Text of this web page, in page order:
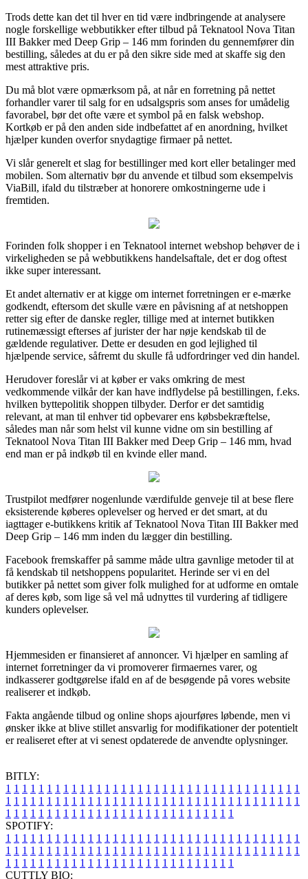
Trods dette kan det til hver en tid være indbringende at analysere
nogle forskellige webbutikker efter tilbud på Teknatool Nova Titan
III Bakker med Deep Grip – 146 mm forinden du gennemfører din
bestilling, således at du er på den sikre side med at skaffe sig den
mest attraktive pris.
Du må blot være opmærksom på, at når en forretning på nettet
forhandler varer til salg for en udsalgspris som anses for umådelig
favorabel, bør det ofte være et symbol på en falsk webshop.
Kortkøb er på den anden side indbefattet af en anordning, hvilket
hjælper kunden overfor snydagtige firmaer på nettet.
Vi slår generelt et slag for bestillinger med kort eller betalinger med
mobilen. Som alternativ bør du anvende et tilbud som eksempelvis
ViaBill, ifald du tilstræber at honorere omkostningerne ude i
fremtiden.
Forinden folk shopper i en Teknatool internet webshop behøver de i
virkeligheden se på webbutikkens handelsaftale, det er dog oftest
ikke super interessant.
Et andet alternativ er at kigge om internet forretningen er e-mærke
godkendt, eftersom det skulle være en påvisning af at netshoppen
retter sig efter de danske regler, tillige med at internet butikken
rutinemæssigt efterses af jurister der har nøje kendskab til de
gældende regulativer. Dette er desuden en god lejlighed til
hjælpende service, såfremt du skulle få udfordringer ved din handel.
Herudover foreslår vi at køber er vaks omkring de mest
vedkommende vilkår der kan have indflydelse på bestillingen, f.eks.
hvilken byttepolitik shoppen tilbyder. Derfor er det samtidig
relevant, at man til enhver tid opbevarer ens købsbekræftelse,
således man når som helst vil kunne vidne om sin bestilling af
Teknatool Nova Titan III Bakker med Deep Grip – 146 mm, hvad
end man er på indkøb til en kvinde eller mand.
Trustpilot medfører nogenlunde værdifulde genveje til at bese flere
eksisterende køberes oplevelser og herved er det smart, at du
iagttager e-butikkens kritik af Teknatool Nova Titan III Bakker med
Deep Grip – 146 mm inden du lægger din bestilling.
Facebook fremskaffer på samme måde ultra gavnlige metoder til at
få kendskab til netshoppens popularitet. Herinde ser vi en del
butikker på nettet som giver folk mulighed for at udforme en omtale
af deres køb, som lige så vel må udnyttes til vurdering af tidligere
kunders oplevelser.
Hjemmesiden er finansieret af annoncer. Vi hjælper en samling af
internet forretninger da vi promoverer firmaernes varer, og
indkasserer godtgørelse ifald en af de besøgende på vores website
realiserer et indkøb.
Fakta angående tilbud og online shops ajourføres løbende, men vi
ønsker ikke at blive stillet ansvarlig for modifikationer der potentielt
er realiseret efter at vi senest opdaterede de anvendte oplysninger.
BITLY:
1 1 1 1 1 1 1 1 1 1 1 1 1 1 1 1 1 1 1 1 1 1 1 1 1 1 1 1 1 1 1 1 1 1 1 1
1 1 1 1 1 1 1 1 1 1 1 1 1 1 1 1 1 1 1 1 1 1 1 1 1 1 1 1 1 1 1 1 1 1 1 1
1 1 1 1 1 1 1 1 1 1 1 1 1 1 1 1 1 1 1 1 1 1 1 1 1 1 1 1
SPOTIFY:
1 1 1 1 1 1 1 1 1 1 1 1 1 1 1 1 1 1 1 1 1 1 1 1 1 1 1 1 1 1 1 1 1 1 1 1
1 1 1 1 1 1 1 1 1 1 1 1 1 1 1 1 1 1 1 1 1 1 1 1 1 1 1 1 1 1 1 1 1 1 1 1
1 1 1 1 1 1 1 1 1 1 1 1 1 1 1 1 1 1 1 1 1 1 1 1 1 1 1 1
CUTTLY BIO: